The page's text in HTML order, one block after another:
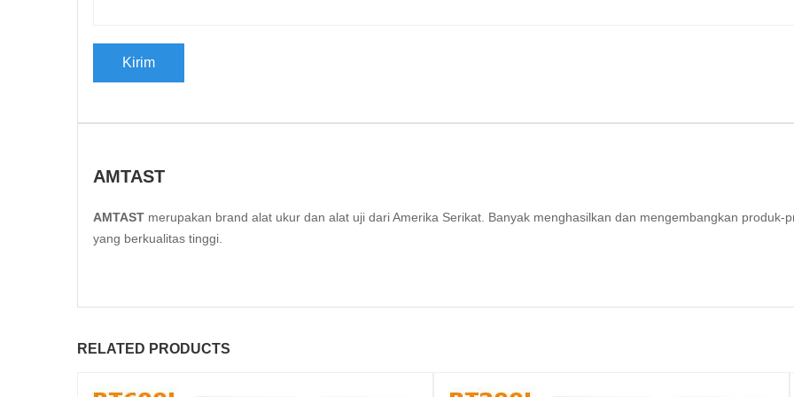
AMTAST
AMTAST merupakan brand alat ukur dan alat uji dari Amerika Serikat. Banyak menghasilkan dan mengembangkan produk-
yang berkualitas tinggi.
RELATED PRODUCTS